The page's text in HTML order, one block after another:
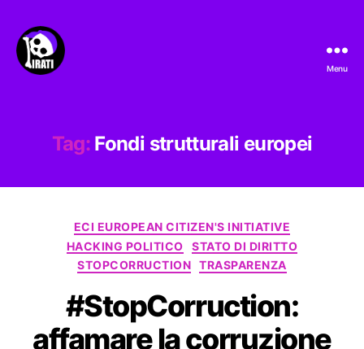
Menu
Tag: Fondi strutturali europei
Categorie
ECI EUROPEAN CITIZEN'S INITIATIVE
HACKING POLITICO
STATO DI DIRITTO
STOPCORRUCTION
TRASPARENZA
#StopCorruction:
affamare la corruzione